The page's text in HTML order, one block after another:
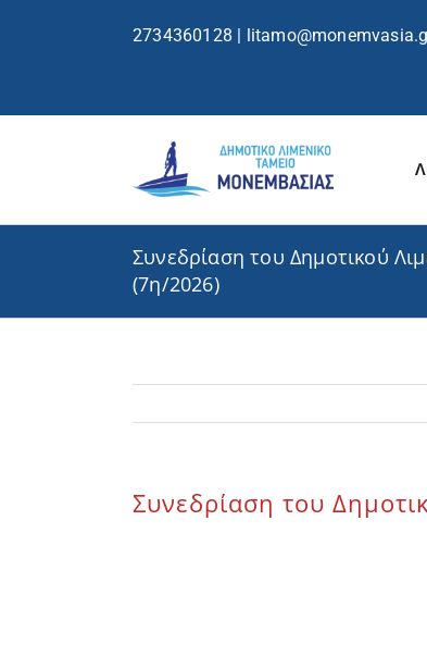
2734360128 |
Συνεδρίαση του Δημοτικού
(7η/2026)
Συνεδρίαση του